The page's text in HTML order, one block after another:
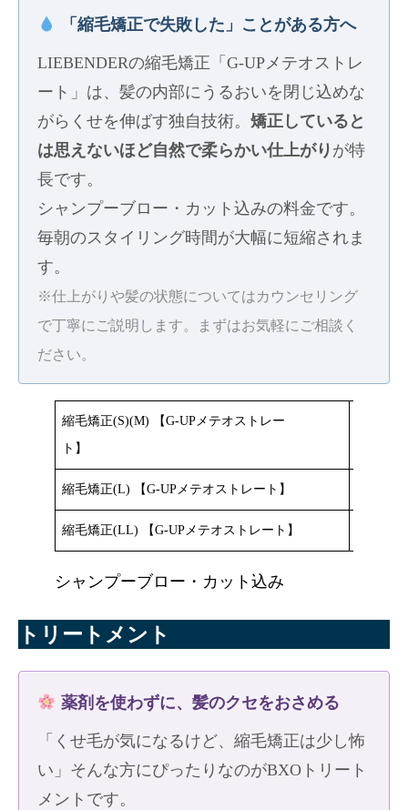
「縮毛矯正で失敗した」ことがある方へ
LIEBENDERの縮毛矯正「G-UPメテオストレ
ート」は、髪の内部にうるおいを閉じ込めな
がらくせを伸ばす独自技術。 矯正していると
は思えないほど自然で柔らかい仕上がり が特
長です。
シャンプーブロー・カット込みの料金です。
毎朝のスタイリング時間が大幅に短縮されま
す。
※仕上がりや髪の状態についてはカウンセリング
で丁寧にご説明します。まずはお気軽にご相談く
ださい。
縮毛矯正(S)(M) 【G-UPメテオストレー
ト】
縮毛矯正(L) 【G-UPメテオストレート】
縮毛矯正(LL) 【G-UPメテオストレート】
シャンプーブロー・カット込み
トリートメント
薬剤を使わずに、髪のクセをおさめる
「くせ毛が気になるけど、縮毛矯正は少し怖
い」そんな方にぴったりなのがBXOトリート
メントです。